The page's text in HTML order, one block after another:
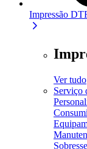
Impressão
Ver tudo
Serviço